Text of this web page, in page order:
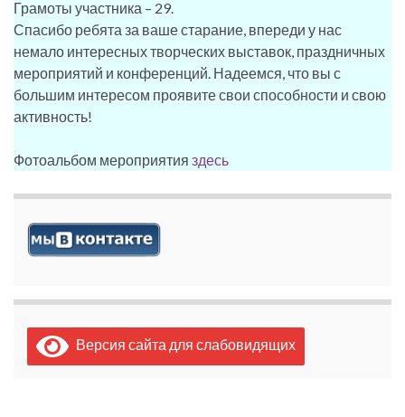
Грамоты участника – 29.
Спасибо ребята за ваше старание, впереди у нас
немало интересных творческих выставок, праздничных
мероприятий и конференций. Надеемся, что вы с
большим интересом проявите свои способности и свою
активность!
Фотоальбом мероприятия здесь
Версия сайта для слабовидящих